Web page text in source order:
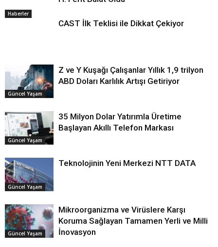
Haberler
CAST İlk Teklisi ile Dikkat Çekiyor
Güncel Yaşam
Z ve Y Kuşağı Çalışanlar Yıllık 1,9 trilyon
ABD Doları Karlılık Artışı Getiriyor
Güncel Yaşam
35 Milyon Dolar Yatırımla Üretime
Başlayan Akıllı Telefon Markası
Güncel Yaşam
Teknolojinin Yeni Merkezi NTT DATA
Güncel Yaşam
Mikroorganizma ve Virüslere Karşı
Koruma Sağlayan Tamamen Yerli ve Milli
İnovasyon